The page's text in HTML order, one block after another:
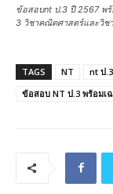
ข้อสอบnt ป.3 ปี 2567 พ
3 วิชาคณิตศาสตร์และวิช
TAGS NT nt ป.3
ข้อสอบ NT ป.3 พร้อมเ